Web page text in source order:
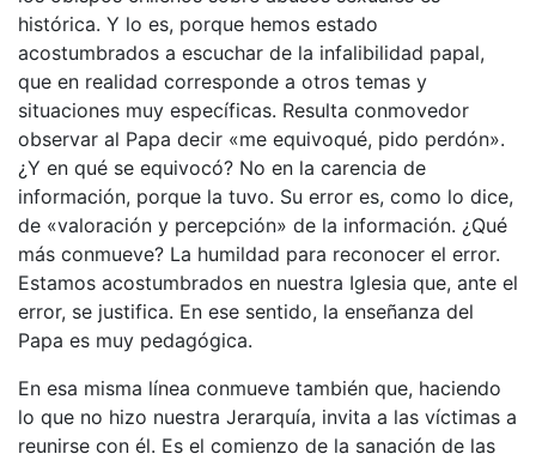
histórica. Y lo es, porque hemos estado
acostumbrados a escuchar de la infalibilidad papal,
que en realidad corresponde a otros temas y
situaciones muy específicas. Resulta conmovedor
observar al Papa decir «me equivoqué, pido perdón».
¿Y en qué se equivocó? No en la carencia de
información, porque la tuvo. Su error es, como lo dice,
de «valoración y percepción» de la información. ¿Qué
más conmueve? La humildad para reconocer el error.
Estamos acostumbrados en nuestra Iglesia que, ante el
error, se justifica. En ese sentido, la enseñanza del
Papa es muy pedagógica.
En esa misma línea conmueve también que, haciendo
lo que no hizo nuestra Jerarquía, invita a las víctimas a
reunirse con él. Es el comienzo de la sanación de las